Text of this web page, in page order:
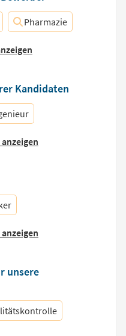
Pharmazie
Kandidaten
unsere